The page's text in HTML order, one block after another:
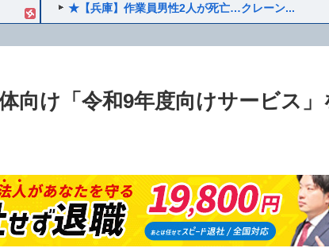
★【兵庫】作業員男性2人が死亡…クレーン...
向け「令和9年度向けサービス